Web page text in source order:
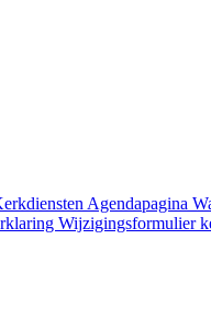
Agendapagina
Wijzigingsformulier